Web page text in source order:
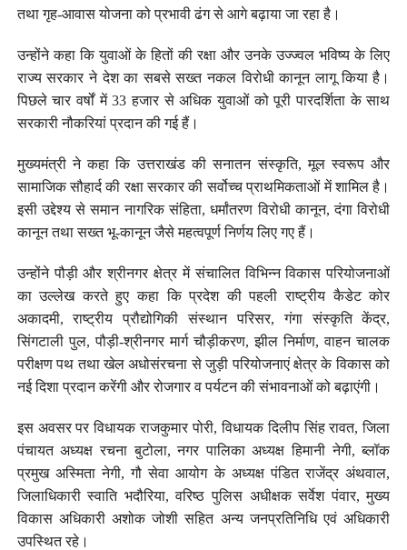
तथा गृह-आवास योजना को प्रभावी ढंग से आगे बढ़ाया जा रहा है।
उन्होंने कहा कि युवाओं के हितों की रक्षा और उनके उज्ज्वल भविष्य के लिए
राज्य सरकार ने देश का सबसे सख्त नकल विरोधी कानून लागू किया है।
पिछले चार वर्षों में 33 हजार से अधिक युवाओं को पूरी पारदर्शिता के साथ
सरकारी नौकरियां प्रदान की गई हैं।
मुख्यमंत्री ने कहा कि उत्तराखंड की सनातन संस्कृति, मूल स्वरूप और
सामाजिक सौहार्द की रक्षा सरकार की सर्वोच्च प्राथमिकताओं में शामिल है।
इसी उद्देश्य से समान नागरिक संहिता, धर्मांतरण विरोधी कानून, दंगा विरोधी
कानून तथा सख्त भू-कानून जैसे महत्वपूर्ण निर्णय लिए गए हैं।
उन्होंने पौड़ी और श्रीनगर क्षेत्र में संचालित विभिन्न विकास परियोजनाओं
का उल्लेख करते हुए कहा कि प्रदेश की पहली राष्ट्रीय कैडेट कोर
अकादमी, राष्ट्रीय प्रौद्योगिकी संस्थान परिसर, गंगा संस्कृति केंद्र,
सिंगटाली पुल, पौड़ी-श्रीनगर मार्ग चौड़ीकरण, झील निर्माण, वाहन चालक
परीक्षण पथ तथा खेल अधोसंरचना से जुड़ी परियोजनाएं क्षेत्र के विकास को
नई दिशा प्रदान करेंगी और रोजगार व पर्यटन की संभावनाओं को बढ़ाएंगी।
इस अवसर पर विधायक राजकुमार पोरी, विधायक दिलीप सिंह रावत, जिला
पंचायत अध्यक्ष रचना बुटोला, नगर पालिका अध्यक्ष हिमानी नेगी, ब्लॉक
प्रमुख अस्मिता नेगी, गौ सेवा आयोग के अध्यक्ष पंडित राजेंद्र अंथवाल,
जिलाधिकारी स्वाति भदौरिया, वरिष्ठ पुलिस अधीक्षक सर्वेश पंवार, मुख्य
विकास अधिकारी अशोक जोशी सहित अन्य जनप्रतिनिधि एवं अधिकारी
उपस्थित रहे।